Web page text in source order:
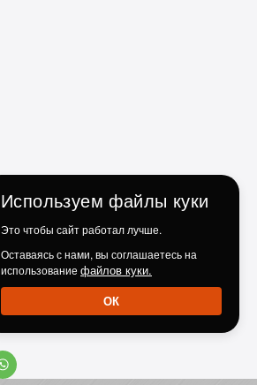
Используем файлы куки
Это чтобы сайт работал лучше.
Оставаясь с нами, вы соглашаетесь на
использование файлов куки.
ОК